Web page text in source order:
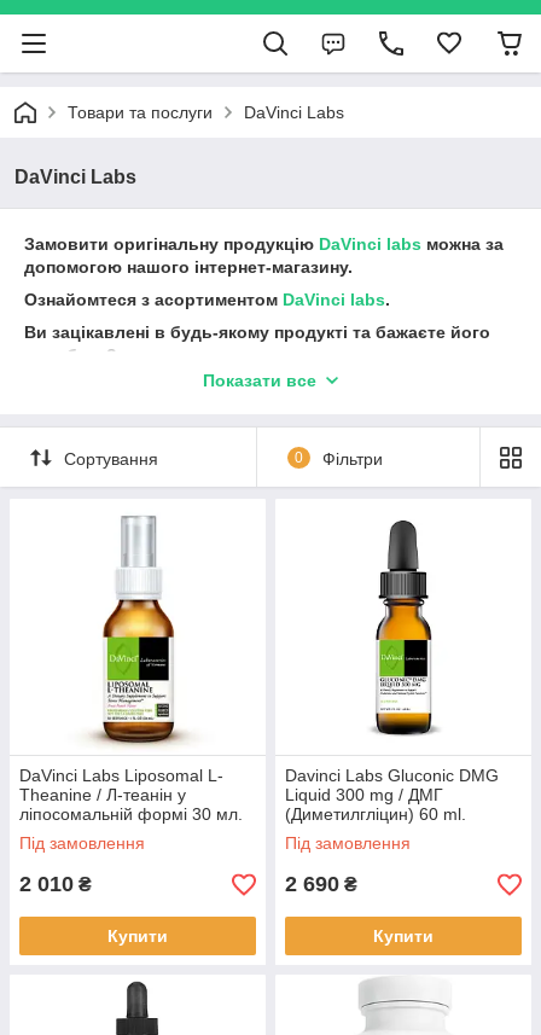
Товари та послуги DaVinci Labs
DaVinci Labs
Замовити оригінальну продукцію DaVinci labs можна за
допомогою нашого інтернет-магазину.
Ознайомтеся з асортиментом DaVinci labs.
Ви зацікавлені в будь-якому продукті та бажаєте його
придбати?
Зверніться до нашого фахівця Viber +380990226303
Показати все
Сортування 0 Фільтри
DaVinci Labs Liposomal L-
Theanine / Л-теанін у
ліпосомальній формі 30 мл.
BX697
Під замовлення
2 010 ₴
Купити
Davinci Labs Gluconic DMG
Liquid 300 mg / ДМГ
(Диметилгліцин) 60 ml.
BX6533
Під замовлення
2 690 ₴
Купити